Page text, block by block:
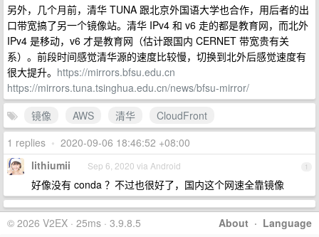
另外，几个月前，清华 TUNA 跟北京外国语大学也合作，用后者的出
口带宽搞了另一个镜像站。清华 IPv4 和 v6 走的都是教育网，而北外
IPv4 是移动，v6 才是教育网（估计跟国内 CERNET 带宽贵有关
系）。前段时间感觉清华源的速度比较慢，切换到北外后感觉速度有
很大提升。 https://mirrors.bfsu.edu.cn
https://mirrors.tuna.tsinghua.edu.cn/news/bfsu-mirror/
镜像
AWS 清华
CloudFront
1 replies • 2020-09-06 18:46:52 +08:00
1
lithiumii Sep 6, 2020 via Android
好像没有 conda ？不过也很好了，国内这个网速全靠镜像
About · Language
© 2026 V2EX · 25ms · 3.9.8.5